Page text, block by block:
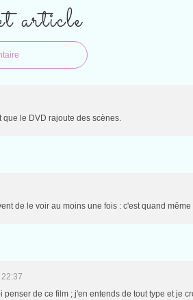
article
que le DVD rajoute des scènes.
de le voir au moins une fois : c'est quand
penser de ce film ; j'en entends de tout type et je